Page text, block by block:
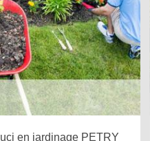
en jardinage PETRY